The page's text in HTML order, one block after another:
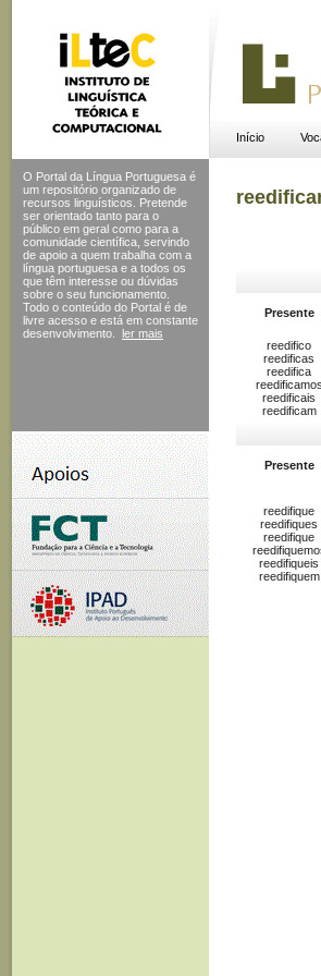
Início
O Portal da Língua Portuguesa é
um repositório organizado de
recursos linguísticos. Pretende
ser orientado tanto para o
público em geral como para a
comunidade científica, servindo
de apoio a quem trabalha com a
língua portuguesa e a todos os
que têm interesse ou dúvidas
sobre o seu funcionamento.
Todo o conteúdo do Portal é de
livre acesso e está em constante
desenvolvimento.
ler mais
Presente
reedifico
reedificas
reedifica
reedificamos
reedificais
reedificam
Presente
reedifique
reedifiques
reedifique
reedifiqueis
reedifiquem